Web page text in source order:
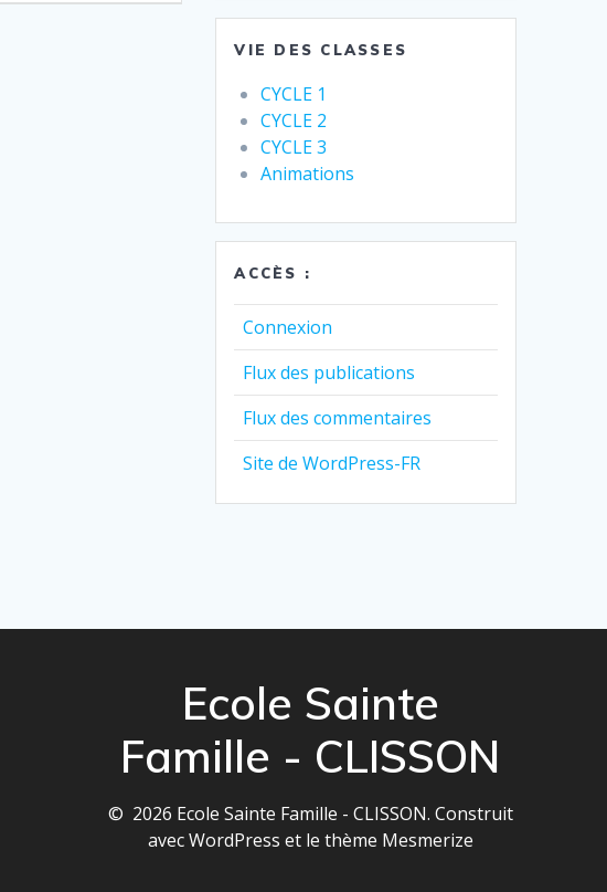
VIE DES CLASSES
CYCLE 1
CYCLE 2
CYCLE 3
Animations
ACCÈS :
Connexion
Flux des publications
Flux des commentaires
Site de WordPress-FR
Ecole Sainte
Famille - CLISSON
© 2026 Ecole Sainte Famille - CLISSON. Construit
avec WordPress et le thème Mesmerize